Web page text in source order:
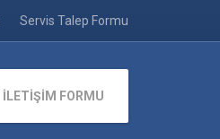
Servis Talep Formu
İLETİŞİM FORMU